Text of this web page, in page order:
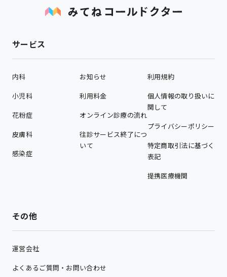
サービス
内科
小児科
花粉症
皮膚科
感染症
お知らせ
利用料金
オンライン診療の流れ
往診サービス終了につ
いて
利用規約
個人情報の取り扱いに
関して
プライバシーポリシー
特定商取引法に基づく
表記
提携医療機関
その他
運営会社
よくあるご質問・お問い合わせ